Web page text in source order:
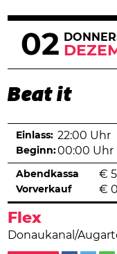
02
Beat it
Flex
Donaukanal/
Einlass: 22:00 Uhr
Beginn:00:00 Uhr
Abendkassa €
Vorverkauf €